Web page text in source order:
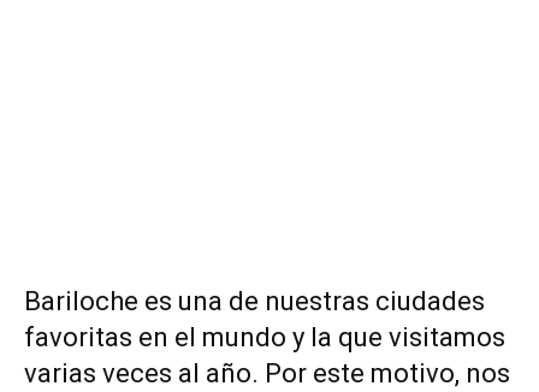
Bariloche es una de nuestras ciudades
favoritas en el mundo y la que visitamos
varias veces al año. Por este motivo, nos